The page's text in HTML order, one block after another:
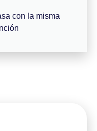
con la misma